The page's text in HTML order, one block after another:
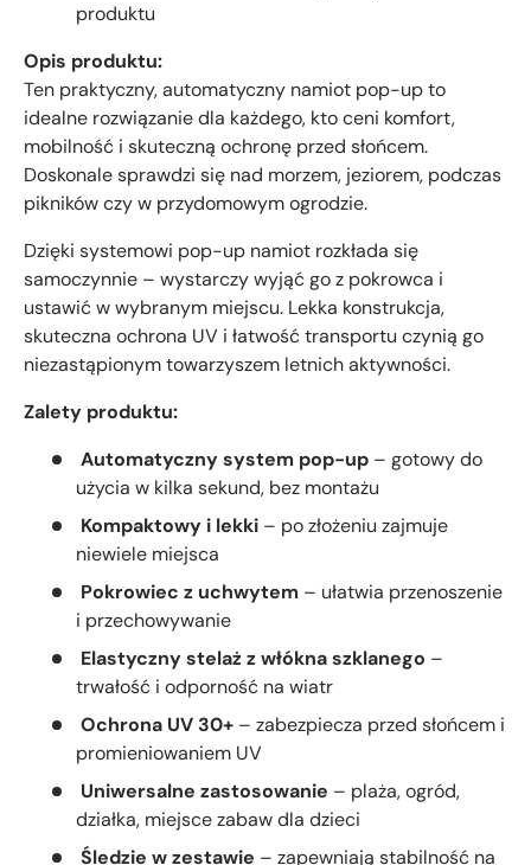
produktu
Opis produktu:
Ten praktyczny, automatyczny namiot pop-up to
idealne rozwiązanie dla każdego, kto ceni komfort,
mobilność i skuteczną ochronę przed słońcem.
Doskonale sprawdzi się nad morzem, jeziorem, podczas
pikników czy w przydomowym ogrodzie.
Dzięki systemowi pop-up namiot rozkłada się
samoczynnie – wystarczy wyjąć go z pokrowca i
ustawić w wybranym miejscu. Lekka konstrukcja,
skuteczna ochrona UV i łatwość transportu czynią go
niezastąpionym towarzyszem letnich aktywności.
Zalety produktu:
Automatyczny system pop-up – gotowy do
użycia w kilka sekund, bez montażu
Kompaktowy i lekki – po złożeniu zajmuje
niewiele miejsca
Pokrowiec z uchwytem – ułatwia przenoszenie
i przechowywanie
Elastyczny stelaż z włókna szklanego –
trwałość i odporność na wiatr
Ochrona UV 30+ – zabezpiecza przed słońcem i
promieniowaniem UV
Uniwersalne zastosowanie – plaża, ogród,
działka, miejsce zabaw dla dzieci
Śledzie w zestawie – zapewniają stabilność na